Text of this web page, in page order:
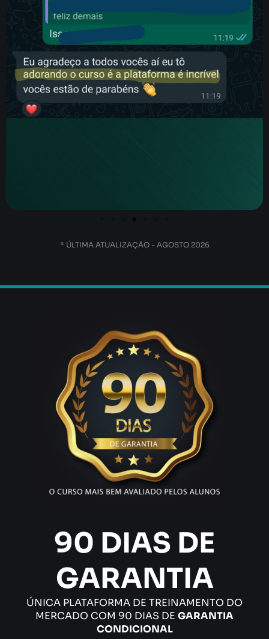
* ÚLTIMA ATUALIZAÇÃO - AGOSTO 2026
90 DIAS DE
GARANTIA
ÚNICA PLATAFORMA DE TREINAMENTO DO
MERCADO COM 90 DIAS DE GARANTIA
CONDICIONAL